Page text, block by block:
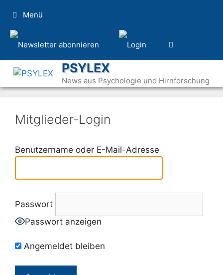
Inhalt
springen
Menü
PSYLEX
News aus Psychologie und Hirnforschung
Mitglieder-Login
Benutzername oder E-Mail-Adresse
Passwort
Passwort anzeigen
Angemeldet bleiben